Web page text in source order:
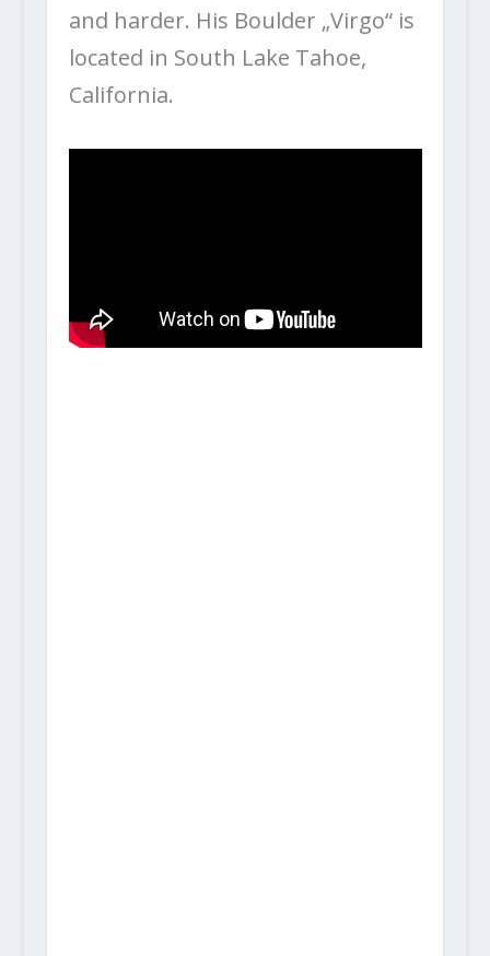
and harder. His Boulder „Virgo“ is
located in South Lake Tahoe,
California.